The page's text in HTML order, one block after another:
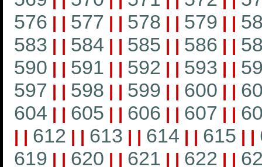
576 | | 577 | | 578 | | 579 | |
583 | | 584 | | 585 | | 586 | |
590 | | 591 | | 592 | | 593 | |
597 | | 598 | | 599 | | 600 | |
604 | | 605 | | 606 | | 607 | |
| | 612 | | 613 | | 614 | | 615 | |
619 | | 620 | | 621 | | 622 | |